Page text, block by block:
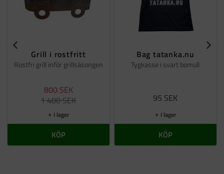
Grill i rostfritt
Rostfri grill inför grillsäsongen
800 SEK
1 400SEK
I lager
KÖP
Bag tatanka.nu
Tygkasse i svart bomull
95 SEK
I lager
KÖP